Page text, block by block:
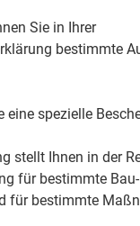
Sie in Ihrer
bestimmte
eine spezielle
stellt Ihnen in der
für bestimmte
für bestimmte